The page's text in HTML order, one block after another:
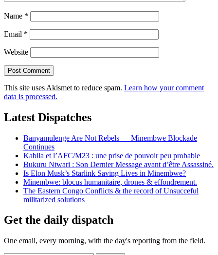
Name *
Email *
Website
This site uses Akismet to reduce spam. Learn how your comment
data is processed.
Latest Dispatches
Banyamulenge Are Not Rebels — Minembwe Blockade
Continues
Kabila et l’AFC/M23 : une prise de pouvoir peu probable
Bukuru Ntwari : Son Dernier Message avant d’être Assassiné.
Is Elon Musk’s Starlink Saving Lives in Minembwe?
Minembwe: blocus humanitaire, drones & effondrement.
The Eastern Congo Conflicts & the record of Unsucceful
militarized solutions
Get the daily dispatch
One email, every morning, with the day's reporting from the field.